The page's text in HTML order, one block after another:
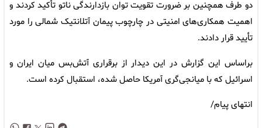
دو طرف همچنین بر ضرورت تقویت توان بازدارندگی ناتو تأکید کردند و
اهمیت همکاری‌های امنیتی در چارچوب پیمان آتلانتیک شمالی را مورد
تأیید قرار دادند.
براساس این گزارش در این دیدار از برقراری آتش‌بس میان ایران و
اسرائیل که با میانجی‌گری آمریکا حاصل شده، استقبال کرده است.
انتهای پیام/